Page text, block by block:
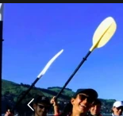
Back to my results